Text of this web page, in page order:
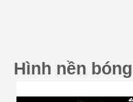
Hình nền